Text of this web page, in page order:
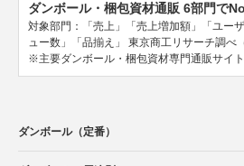
ダンボール・梱包資材通販 6部門で
対象部門：「売上」「売上増加額」「ユー
ュー数」「品揃え」
東京商工リサーチ調べ
※主要ダンボール・梱包資材専門通販サイ
ダンボール（定番）